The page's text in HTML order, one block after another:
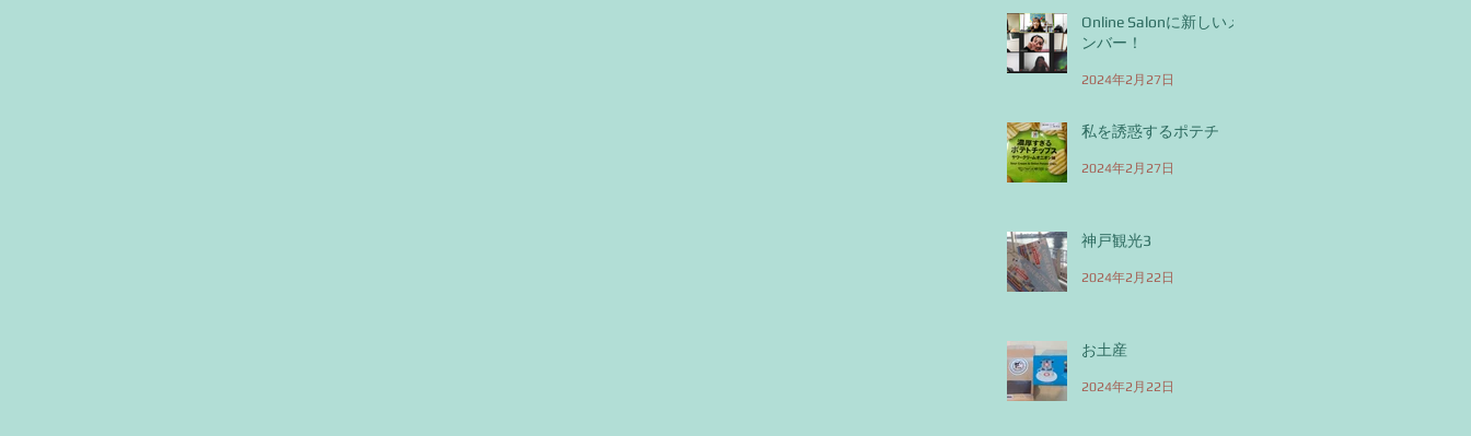
Online Salonに新しいメ
ンバー！
2024年2月27日
私を誘惑するポテチ
2024年2月27日
神戸観光3
2024年2月22日
お土産
2024年2月22日